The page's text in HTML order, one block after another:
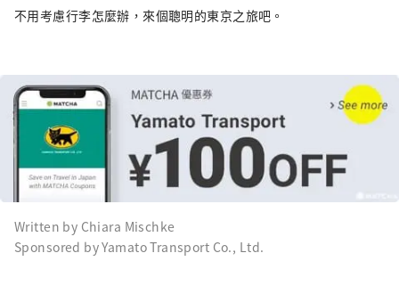
不用考慮行李怎麼辦，來個聰明的東京之旅吧。
Written by Chiara Mischke
Sponsored by Yamato Transport Co., Ltd.